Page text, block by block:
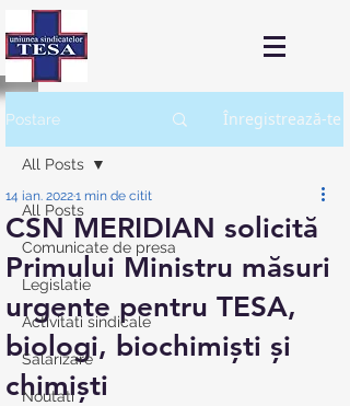
Postare Înregistrează-te
All Posts
Comunicate de presa
Legislatie
Activitati sindicale
Salarizare
Noutati
All Posts
CSN MERIDIAN solicită
Primului Ministru măsuri
urgente pentru TESA,
biologi, biochimişti şi
chimişti
14 ian. 20221 min de citit